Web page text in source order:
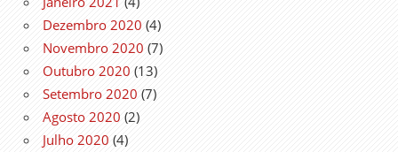
Dezembro 2020 (4)
Novembro 2020 (7)
Outubro 2020 (13)
Setembro 2020 (7)
Agosto 2020 (2)
Julho 2020 (4)